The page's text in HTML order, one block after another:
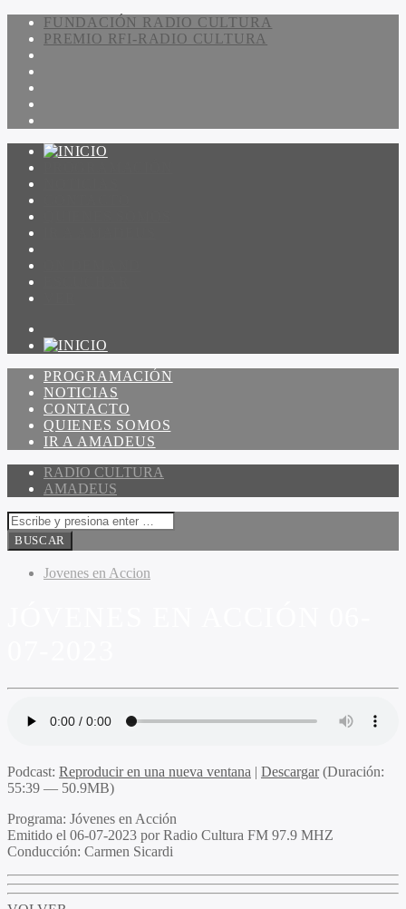
FUNDACIÓN RADIO CULTURA
PREMIO RFI-RADIO CULTURA
PROGRAMACIÓN
NOTICIAS
CONTACTO
QUIENES SOMOS
IR A AMADEUS
RADIO CULTURA
AMADEUS
Jovenes en Accion
Podcast: Reproducir en una nueva ventana | Descargar(Duración:
55:39 — 50.9MB)
Programa: Jóvenes en Acción
Emitido el 06-07-2023 por Radio Cultura FM 97.9 MHZ
Conducción: Carmen Sicardi